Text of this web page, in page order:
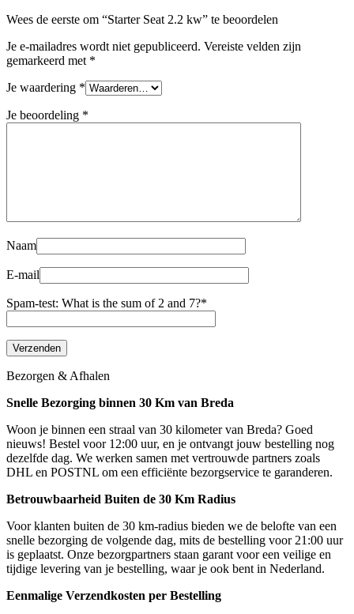
Wees de eerste om “Starter Seat 2.2 kw” te beoordelen
Je e-mailadres wordt niet gepubliceerd. Vereiste velden zijn
gemarkeerd met *
Je waardering *
Je beoordeling *
Naam
E-mail
Spam-test: What is the sum of 2 and 7?*
Bezorgen & Afhalen
Snelle Bezorging binnen 30 Km van Breda
Woon je binnen een straal van 30 kilometer van Breda? Goed
nieuws! Bestel voor 12:00 uur, en je ontvangt jouw bestelling nog
dezelfde dag. We werken samen met vertrouwde partners zoals
DHL en POSTNL om een efficiënte bezorgservice te garanderen.
Betrouwbaarheid Buiten de 30 Km Radius
Voor klanten buiten de 30 km-radius bieden we de belofte van een
snelle bezorging de volgende dag, mits de bestelling voor 21:00 uur
is geplaatst. Onze bezorgpartners staan garant voor een veilige en
tijdige levering van je bestelling, waar je ook bent in Nederland.
Eenmalige Verzendkosten per Bestelling